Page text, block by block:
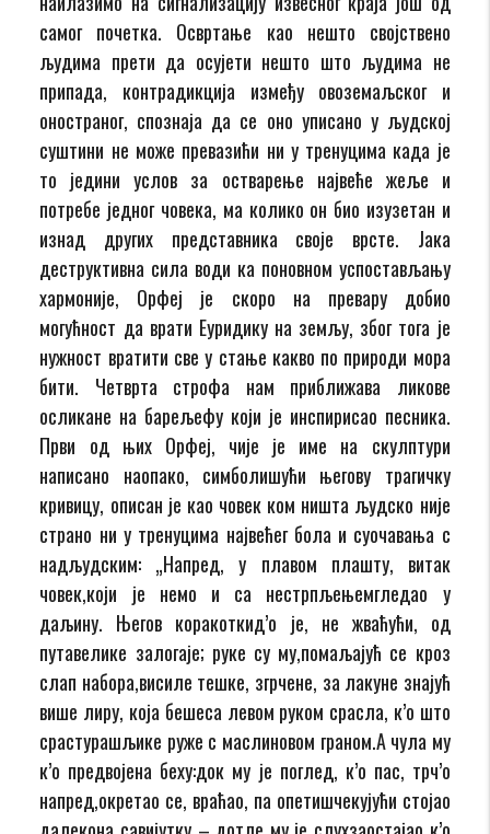
самог почетка. Освртање као нешто својствено
људима прети да осујети нешто што људима не
припада, контрадикција између овоземаљског и
оностраног, спознаја да се оно уписано у људској
суштини не може превазићи ни у тренуцима када је
то једини услов за остварење највеће жеље и
потребе једног човека, ма колико он био изузетан и
изнад других представника своје врсте. Јака
деструктивна сила води ка поновном успостављању
хармоније, Орфеј је скоро на превару добио
могућност да врати Еуридику на земљу, због тога је
нужност вратити све у стање какво по природи мора
бити. Четврта строфа нам приближава ликове
осликане на барељефу који је инспирисао песника.
Први од њих Орфеј, чије је име на скулптури
написано наопако, симболишући његову трагичку
кривицу, описан је као човек ком ништа људско није
страно ни у тренуцима највећег бола и суочавања с
надљудским: „Напред, у плавом плашту, витак
човек,који је немо и са нестрпљењемгледао у
даљину. Његов коракоткид’о је, не жваћући, од
путавелике залогаје; руке су му,помаљајућ се кроз
слап набора,висиле тешке, згрчене, за лакуне знајућ
више лиру, која бешеса левом руком срасла, к’о што
срастурашљике руже с маслиновом граном.А чула му
к’о предвојена беху:док му је поглед, к’о пас, трч’о
напред,окретао се, враћао, па опетишчекујући стојао